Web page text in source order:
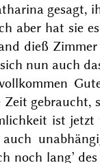
gesagt,
aber hat sie
dieß
nun auch
gebraucht,
ist
noch lang’